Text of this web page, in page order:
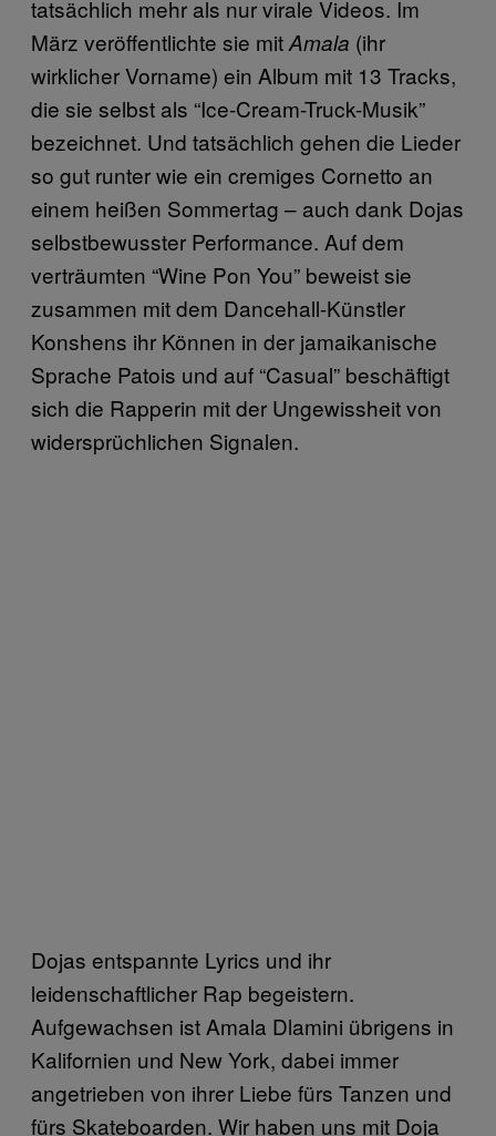
tatsächlich mehr als nur virale Videos. Im
März veröffentlichte sie mitAmala (ihr
wirklicher Vorname) ein Album mit 13 Tracks,
die sie selbst als “Ice-Cream-Truck-Musik”
bezeichnet. Und tatsächlich gehen die Lieder
so gut runter wie ein cremiges Cornetto an
einem heißen Sommertag – auch dank Dojas
selbstbewusster Performance. Auf dem
verträumten “Wine Pon You” beweist sie
zusammen mit dem Dancehall-Künstler
Konshens ihr Können in der jamaikanische
Sprache Patois und auf “Casual” beschäftigt
sich die Rapperin mit der Ungewissheit von
widersprüchlichen Signalen.
Dojas entspannte Lyrics und ihr
leidenschaftlicher Rap begeistern.
Aufgewachsen ist Amala Dlamini übrigens in
Kalifornien und New York, dabei immer
angetrieben von ihrer Liebe fürs Tanzen und
fürs Skateboarden. Wir haben uns mit Doja